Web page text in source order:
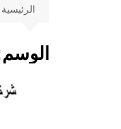
الرئيسية